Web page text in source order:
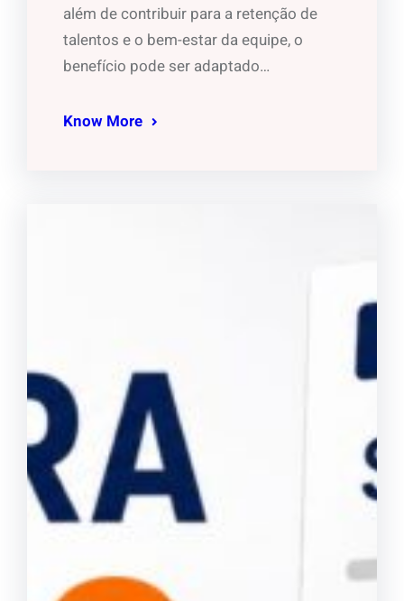
além de contribuir para a retenção de
talentos e o bem-estar da equipe, o
benefício pode ser adaptado…
Know More